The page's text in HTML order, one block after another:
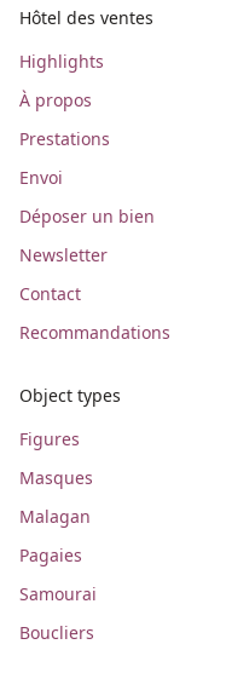
Hôtel des ventes
Highlights
À propos
Prestations
Envoi
Déposer un bien
Newsletter
Contact
Recommandations
Object types
Figures
Masques
Malagan
Pagaies
Samourai
Boucliers